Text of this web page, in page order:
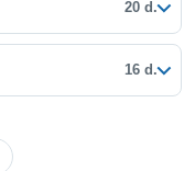
20 d.
16 d.